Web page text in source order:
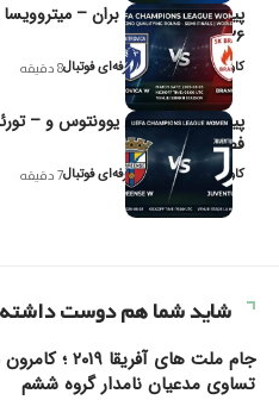
پیش‌بینی و تحلیل بران –
۲۰۲۶
کاوه نیک‌فر، تحلیل‌گر حرفه‌ای فوتبال8 دقیقه
پیش‌بینی و تحلیل یوونتوس و –
فصل ۲۰۲۶
کاوه نیک‌فر، تحلیل‌گر حرفه‌ای فوتبال7 دقیقه
شاید شما هم دوست
تساوی مدعیان نامدار گروه ششم